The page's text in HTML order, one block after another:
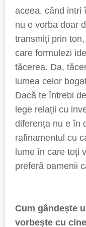
aceea, când intri
nu e vorba doar
transmiți prin
care formulezi
tăcerea. Da,
lumea celor
Dacă te întrebi
lege relații cu
diferența nu e în
rafinamentul cu
lume în care toți
preferă oamenii
Cum gândește
vorbește cu